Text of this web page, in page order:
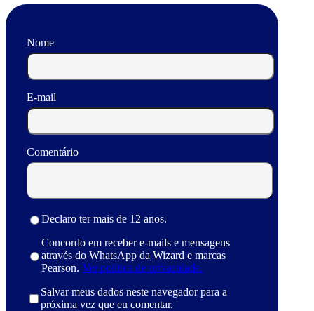
Nome
E-mail
Comentário
Declaro ter mais de 12 anos.
Concordo em receber e-mails e mensagens
através do WhatsApp da Wizard e marcas
Pearson. Ver política de privacidade.
Salvar meus dados neste navegador para a
próxima vez que eu comentar.